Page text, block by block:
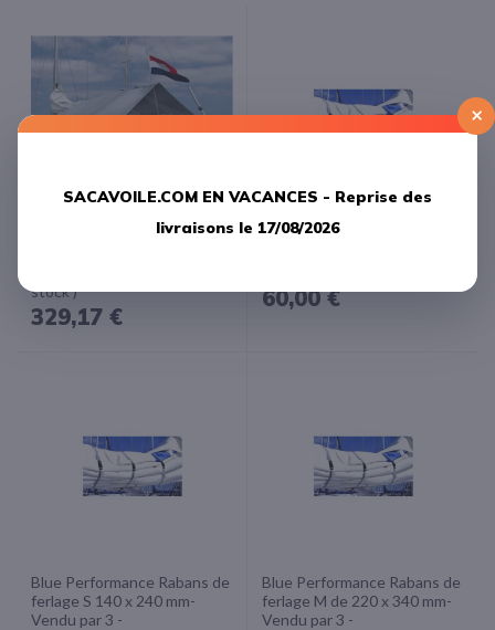
Blue Performance Taud de
stock )
329,17 €
Blue Performance Rabans de
60,00 €
Blue Performance Rabans de
ferlage S 140 x 240 mm-
Vendu par 3 -
Blue Performance Rabans de
ferlage M de 220 x 340 mm-
Vendu par 3 -
×
SACAVOILE.COM EN VACANCES - Reprise des
livraisons le 17/08/2026